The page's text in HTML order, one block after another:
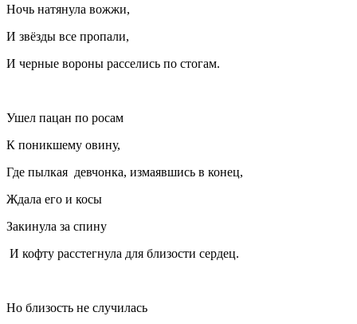
Ночь натянула вожжи,
И звёзды все пропали,
И черные вороны расселись по стогам.
Ушел пацан по росам
К поникшему овину,
Где пылкая девчонка, измаявшись в конец,
Ждала его и косы
Закинула за спину
И кофту расстегнула для близости сердец.
Но близость не случилась